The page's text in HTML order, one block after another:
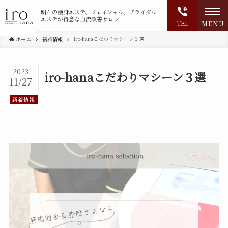
明石の痩身エステ、フェイシャル、ブライダル
エステが得意な血流改善サロン
TEL MENU
ホーム 新着情報 iro-hanaこだわりマシーン３選
iro-hanaこだわりマシーン３選
2023
11/27
新着情報